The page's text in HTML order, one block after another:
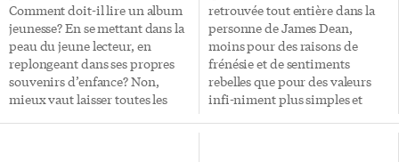
portrait. Au sud d’Halifax, il y a
les bucoliques Peggy’s […]
pour en valider […]
Comment doit-il lire un album
jeunesse? En se mettant dans la
peau du jeune lecteur, en
replongeant dans ses propres
souvenirs d’enfance? Non,
mieux vaut laisser toutes les
retrouvée tout entière dans la
personne de James Dean,
moins pour des raisons de
frénésie et de sentiments
rebelles que pour des valeurs
infi-niment plus simples et